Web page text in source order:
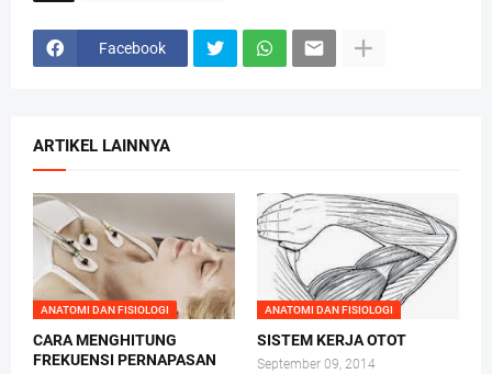
Facebook
ARTIKEL LAINNYA
ANATOMI DAN FISIOLOGI
CARA MENGHITUNG
FREKUENSI PERNAPASAN
ANATOMI DAN FISIOLOGI
SISTEM KERJA OTOT
September 09, 2014